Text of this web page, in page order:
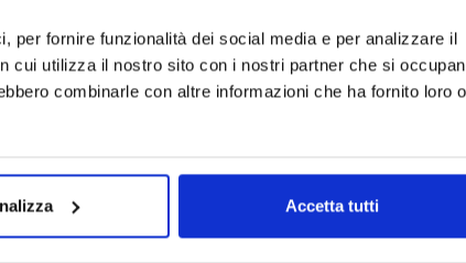
per fornire funzionalità dei social media e per analizzare il
cui utilizza il nostro sito con i nostri partner che si
combinarle con altre informazioni che ha fornito loro o
Accetta tutti
Reclami